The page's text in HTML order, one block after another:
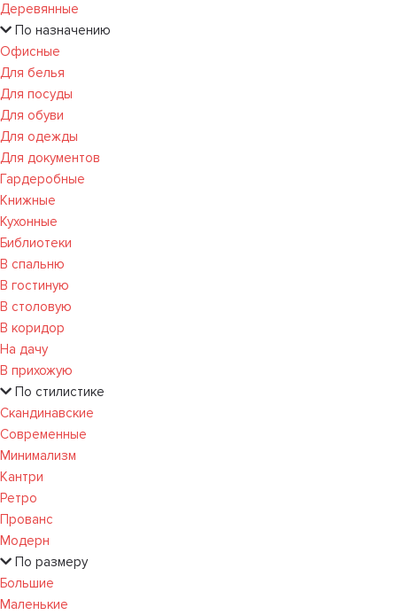
Деревянные
По назначению
Офисные
Для белья
Для посуды
Для обуви
Для одежды
Для документов
Гардеробные
Книжные
Кухонные
Библиотеки
В спальню
В гостиную
В столовую
В коридор
На дачу
В прихожую
По стилистике
Скандинавские
Современные
Минимализм
Кантри
Ретро
Прованс
Модерн
По размеру
Большие
Маленькие